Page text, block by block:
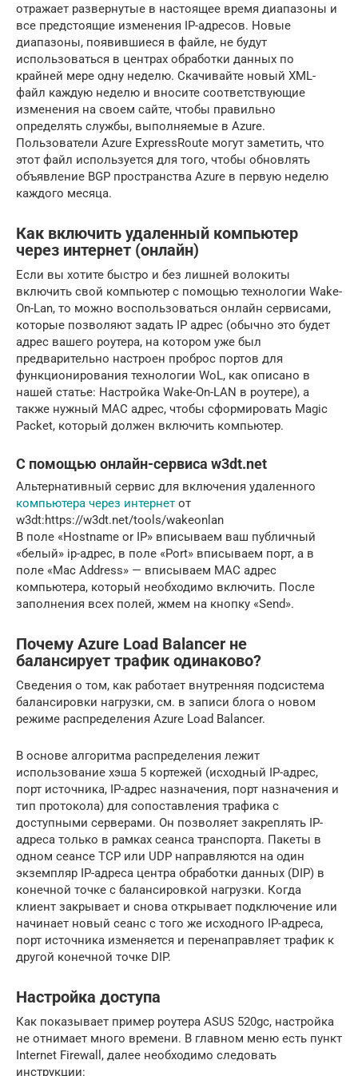
отражает развернутые в настоящее время диапазоны и
все предстоящие изменения IP-адресов. Новые
диапазоны, появившиеся в файле, не будут
использоваться в центрах обработки данных по
крайней мере одну неделю. Скачивайте новый XML-
файл каждую неделю и вносите соответствующие
изменения на своем сайте, чтобы правильно
определять службы, выполняемые в Azure.
Пользователи Azure ExpressRoute могут заметить, что
этот файл используется для того, чтобы обновлять
объявление BGP пространства Azure в первую неделю
каждого месяца.
Как включить удаленный компьютер
через интернет (онлайн)
Если вы хотите быстро и без лишней волокиты
включить свой компьютер с помощью технологии Wake-
On-Lan, то можно воспользоваться онлайн сервисами,
которые позволяют задать IP адрес (обычно это будет
адрес вашего роутера, на котором уже был
предварительно настроен проброс портов для
функционирования технологии WoL, как описано в
нашей статье: Настройка Wake-On-LAN в роутере), а
также нужный MAC адрес, чтобы сформировать Magic
Packet, который должен включить компьютер.
С помощью онлайн-сервиса w3dt.net
Альтернативный сервис для включения удаленного
компьютера через интернет от
w3dt:https://w3dt.net/tools/wakeonlan
В поле «Hostname or IP» вписываем ваш публичный
«белый» ip-адрес, в поле «Port» вписываем порт, а в
поле «Mac Address» — вписываем MAC адрес
компьютера, который необходимо включить. После
заполнения всех полей, жмем на кнопку «Send».
Почему Azure Load Balancer не
балансирует трафик одинаково?
Сведения о том, как работает внутренняя подсистема
балансировки нагрузки, см. в записи блога о новом
режиме распределения Azure Load Balancer.
В основе алгоритма распределения лежит
использование хэша 5 кортежей (исходный IP-адрес,
порт источника, IP-адрес назначения, порт назначения и
тип протокола) для сопоставления трафика с
доступными серверами. Он позволяет закреплять IP-
адреса только в рамках сеанса транспорта. Пакеты в
одном сеансе TCP или UDP направляются на один
экземпляр IP-адреса центра обработки данных (DIP) в
конечной точке с балансировкой нагрузки. Когда
клиент закрывает и снова открывает подключение или
начинает новый сеанс с того же исходного IP-адреса,
порт источника изменяется и перенаправляет трафик к
другой конечной точке DIP.
Настройка доступа
Как показывает пример роутера ASUS 520gc, настройка
не отнимает много времени. В главном меню есть пункт
Internet Firewall, далее необходимо следовать
инструкции: